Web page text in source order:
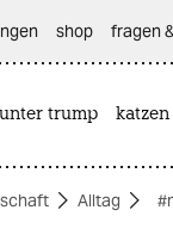
shop fragen
trump katzen
Alltag